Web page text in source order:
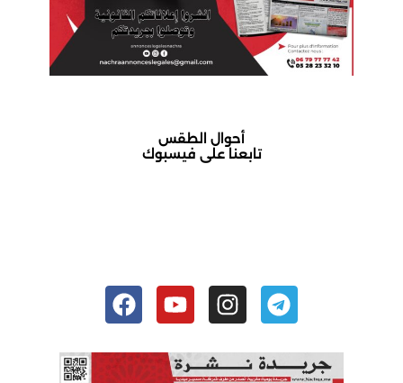
أحوال الطقس
أكادير حالة الطقستابعنا على فيسبوك
Telegram
Instagram
Youtube
Facebook